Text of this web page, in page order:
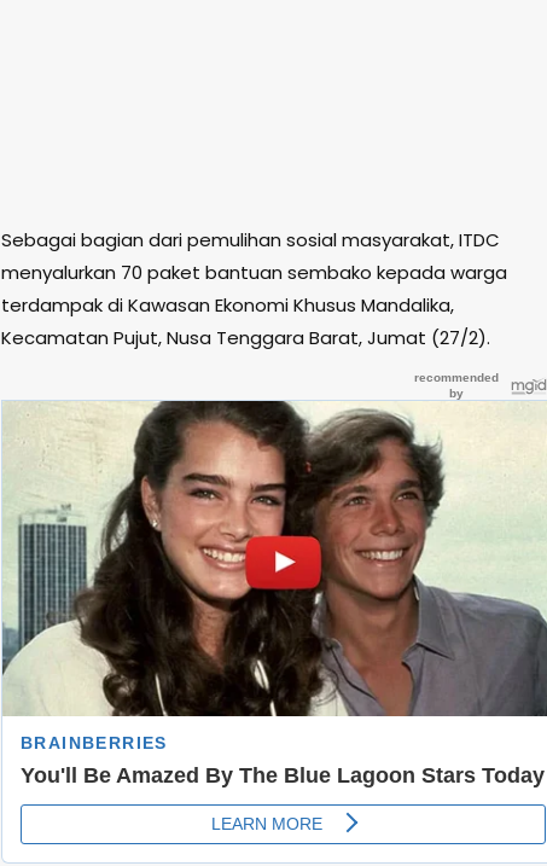
Sebagai bagian dari pemulihan sosial masyarakat, ITDC
menyalurkan 70 paket bantuan sembako kepada warga
terdampak di Kawasan Ekonomi Khusus Mandalika,
Kecamatan Pujut, Nusa Tenggara Barat, Jumat (27/2).